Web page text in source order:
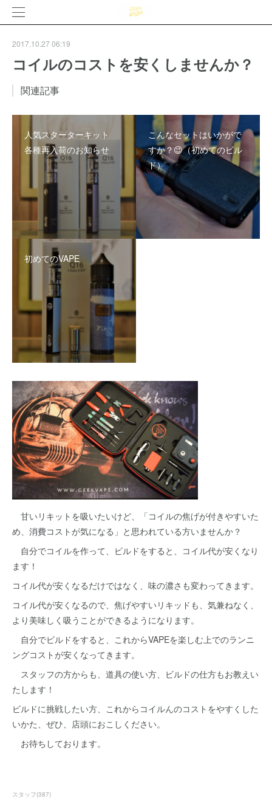
2017.10.27 06:19
コイルのコストを安くしませんか？
関連記事
人気スターターキット
各種再入荷のお知らせ
こんなセットはいかがで
すか？😉（初めてのビル
ド）
初めてのVAPE
甘いリキットを吸いたいけど、「コイルの焦げが付きやすいた
め、消費コストが気になる」と思われている方いませんか？
自分でコイルを作って、ビルドをすると、コイル代が安くなり
ます！
コイル代が安くなるだけではなく、味の濃さも変わってきます。
コイル代が安くなるので、焦げやすいリキッドも、気兼ねなく、
より美味しく吸うことができるようになります。
自分でビルドをすると、これからVAPEを楽しむ上でのランニ
ングコストが安くなってきます。
スタッフの方からも、道具の使い方、ビルドの仕方もお教えい
たします！
ビルドに挑戦したい方、これからコイルんのコストをやすくした
いかた、ぜひ、店頭におこしください。
お待ちしております。
スタッフ(387)